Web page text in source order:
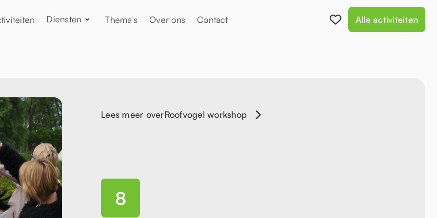
Diensten Thema's Over ons Contact Alle activiteiten
Lees meer overRoofvogel workshop
8